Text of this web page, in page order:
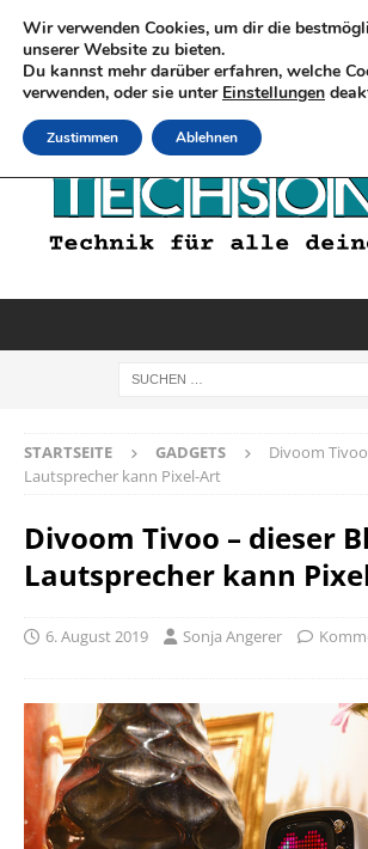
STARTSEITE GADGETS
Divoom
Lautsprecher kann Pixel-Art
Divoom Tivoo – dieser
Lautsprecher kann
6. August 2019 Sonja Angerer
Wir verwenden Cookies, um dir die
unserer Website zu bieten.
Du kannst mehr darüber erfahren, welche
verwenden, oder sie unter Einstellungen
Zustimmen Ablehnen